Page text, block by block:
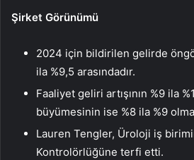
Şirket Görünümü
2024 için bildirilen gelirde
ila %9,5 arasındadır.
Faaliyet geliri artışının %9 ila
büyümesinin ise %8 ila %9
Lauren Tengler, Üroloji iş
Kontrolörlüğüne terfi etti.